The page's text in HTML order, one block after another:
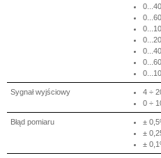
Sygnał wyjściowy
4 ÷
0 ÷
Błąd pomiaru
±
±
±